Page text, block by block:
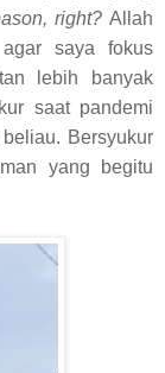
right?Allah
saya fokus
lebih banyak
saat pandemi
Bersyukur
yang begitu